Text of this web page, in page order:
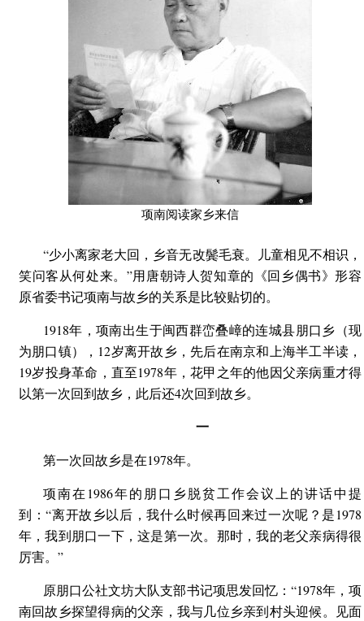
项南阅读家乡来信
“少小离家老大回，乡音无改鬓毛衰。儿童相见不相识，
笑问客从何处来。”用唐朝诗人贺知章的《回乡偶书》形容
原省委书记项南与故乡的关系是比较贴切的。
1918年，项南出生于闽西群峦叠嶂的连城县朋口乡（现
为朋口镇），12岁离开故乡，先后在南京和上海半工半读，
19岁投身革命，直至1978年，花甲之年的他因父亲病重才得
以第一次回到故乡，此后还4次回到故乡。
一
第一次回故乡是在1978年。
项南在1986年的朋口乡脱贫工作会议上的讲话中提
到：“离开故乡以后，我什么时候再回来过一次呢？是1978
年，我到朋口一下，这是第一次。那时，我的老父亲病得很
厉害。”
原朋口公社文坊大队支部书记项思发回忆：“1978年，项
南回故乡探望得病的父亲，我与几位乡亲到村头迎候。见面